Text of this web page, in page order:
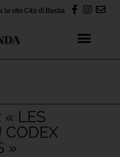
le site Cità di Bastia
« LES
CODEX
»